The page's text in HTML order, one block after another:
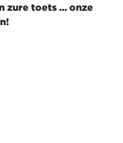
zure toets … onze